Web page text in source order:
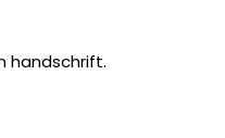
handschrift.